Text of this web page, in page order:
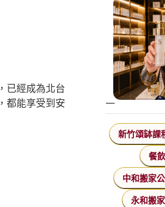
已經成為北台
都能享受到安
新竹頌缽課
餐
中和搬家
永和搬家